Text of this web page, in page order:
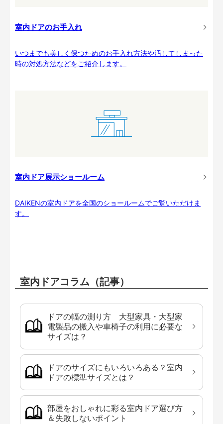
室内ドアのお手入れ
いつまでも美しく保つためのお手入れ方法や汚してしまった
時の対処方法などをご紹介します。
室内ドア展示ショールーム
DAIKENの室内ドアを全国のショールームでご覧いただけま
す。
室内ドアコラム（記事）
ドアの幅の測り方 大型家具・大型家
電製品の搬入や車椅子の利用に必要な
サイズは？
ドアのサイズにもいろいろある？室内
ドアの標準サイズとは？
部屋をおしゃれに彩る室内ドア選び方
＆失敗しないポイント